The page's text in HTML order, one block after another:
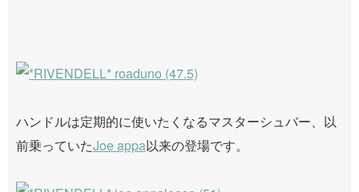
ハンドルは定期的に使いたくなるマスターシュバー、以
前乗っていたJoe appa以来の登場です。